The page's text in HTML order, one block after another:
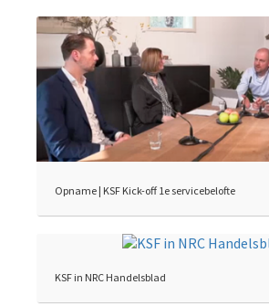
Opname | KSF Kick-off 1e servicebelofte
KSF in NRC Handelsblad